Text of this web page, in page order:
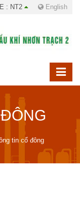
: NT2 English
tin cổ đông